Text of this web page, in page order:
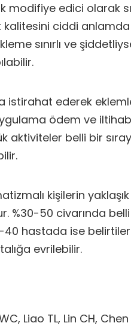
modifiye edici olarak
kalitesini ciddi
sınırlı ve
istirahat ederek
ödem ve
aktiviteler belli bir
kişilerin
%30-50 civarında
40 hastada ise
evrilebilir.
Liao TL, Lin CH, Chen